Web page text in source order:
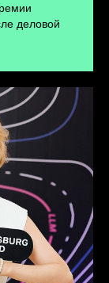
деловой